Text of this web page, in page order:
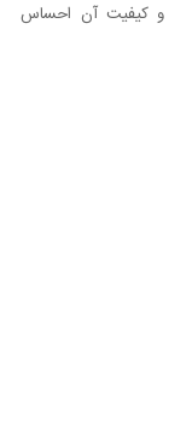
و کیفیت آن احساس